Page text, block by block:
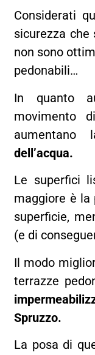
Considerati
sicurezza che
non sono
pedonabili…
In quanto
movimento
aumentano
dell’acqua.
Le superfici
maggiore è la
superficie,
(e di
Il modo
terrazze
Spruzzo.
La posa di